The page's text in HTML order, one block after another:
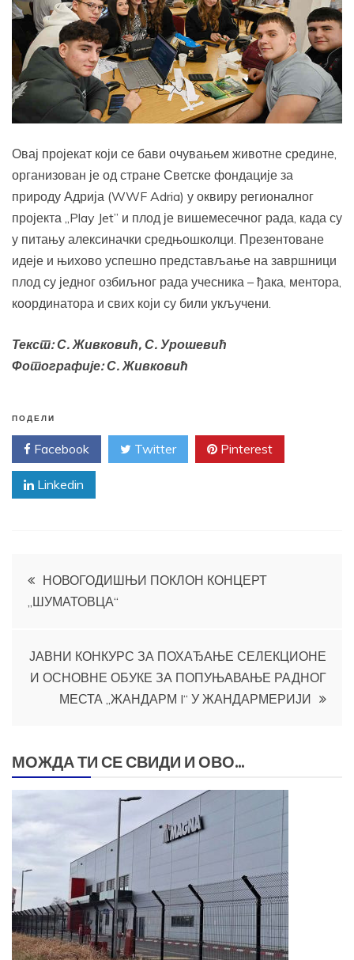
Овај пројекат који се бави очувањем животне средине,
организован је од стране Светске фондације за
природу Адрија (WWF Adria) у оквиру регионалног
пројекта „Play Jet” и плод је вишемесечног рада, када су
у питању алексиначки средњошколци. Презентоване
идеје и њихово успешно представљање на завршници
плод су једног озбиљног рада учесника – ђака, ментора,
координатора и свих који су били укључени.
Текст: С. Живковић, С. Урошевић
Фотографије: С. Живковић
ПОДЕЛИ
Facebook Twitter Pinterest
Linkedin
Кретање
чланка
НОВОГОДИШЊИ ПОКЛОН КОНЦЕРТ
„ШУМАТОВЦА“
ЈАВНИ КОНКУРС ЗА ПОХАЂАЊЕ СЕЛЕКЦИОНЕ
И ОСНОВНЕ ОБУКЕ ЗА ПОПУЊАВАЊЕ РАДНОГ
МЕСТА „ЖАНДАРМ I“ У ЖАНДАРМЕРИЈИ
МОЖДА ТИ СЕ СВИДИ И ОВО...